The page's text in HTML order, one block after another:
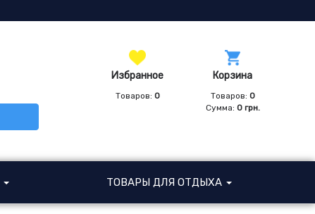
Избранное
Товаров: 0
Корзина
Товаров: 0
Сумма: 0 грн.
ТОВАРЫ ДЛЯ ОТДЫХА